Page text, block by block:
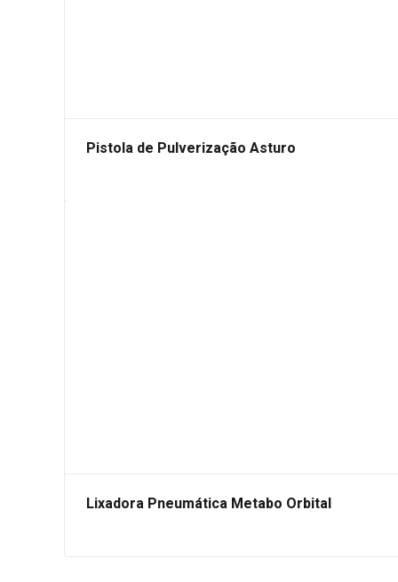
Pistola de Pulverização Asturo
Lixadora Pneumática Metabo Orbital